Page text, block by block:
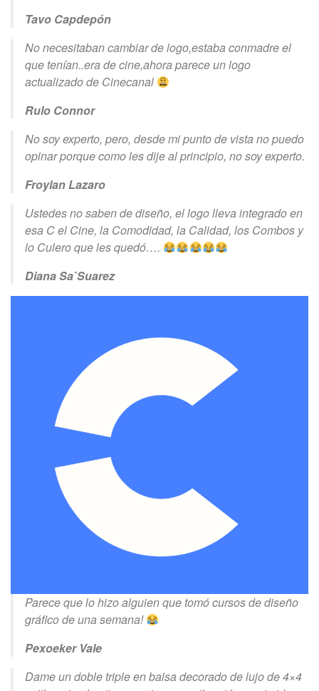
Tavo Capdepón
No necesitaban cambiar de logo,estaba conmadre el
que tenían..era de cine,ahora parece un logo
actualizado de Cinecanal
Rulo Connor
No soy experto, pero, desde mi punto de vista no puedo
opinar porque como les dije al principio, no soy experto.
Froylan Lazaro
Ustedes no saben de diseño, el logo lleva integrado en
esa C el Cine, la Comodidad, la Calidad, los Combos y
lo Culero que les quedó….
Diana Sa`Suarez
Parece que lo hizo alguien que tomó cursos de diseño
gráfico de una semana!
Pexoeker Vale
Dame un doble triple en balsa decorado de lujo de 4×4